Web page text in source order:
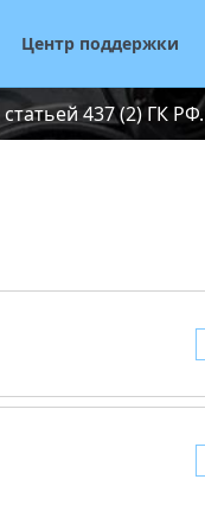
Центр поддержки
437 (2) ГК РФ.